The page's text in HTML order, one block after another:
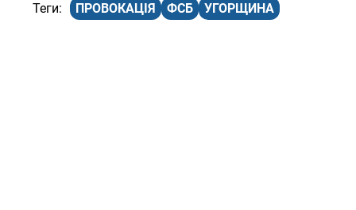
ПРОВОКАЦІЯ ФСБ УГОРЩИНА